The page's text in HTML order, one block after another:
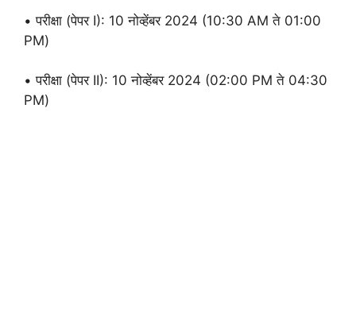
• परीक्षा (पेपर I): 10 नोव्हेंबर 2024 (10:30 AM ते 01:00
PM)
• परीक्षा (पेपर II): 10 नोव्हेंबर 2024 (02:00 PM ते 04:30
PM)